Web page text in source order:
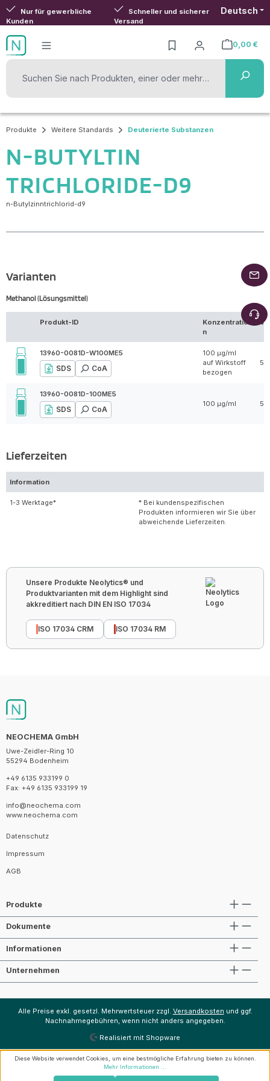
Zum Hauptinhalt springen
Nur für gewerbliche
Kunden
Schneller und sicherer
Versand
Deutsch
0,00 €
Warenkorb
Produkte Weitere Standards Deuterierte Substanzen
N-BUTYLTIN
TRICHLORIDE-D9
n-Butylzinntrichlorid-d9
Varianten
Methanol (Lösungsmittel)
Produkt-ID
Konzentratio
n
13960-0081D-W100ME5
SDS CoA
100 µg/ml
auf Wirkstoff
bezogen
5
13960-0081D-100ME5
SDS CoA
100 µg/ml 5
Lieferzeiten
Information
1-3 Werktage*
* Bei kundenspezifischen
Produkten informieren wir Sie über
abweichende Lieferzeiten.
Unsere Produkte Neolytics® und
Produktvarianten mit dem Highlight sind
akkreditiert nach DIN EN ISO 17034
ISO 17034 CRM ISO 17034 RM
NEOCHEMA GmbH
Uwe-Zeidler-Ring 10
55294 Bodenheim
+49 6135 933199 0
Fax: +49 6135 933199 19
info@neochema.com
www.neochema.com
Datenschutz
Impressum
AGB
Produkte
Dokumente
Informationen
Unternehmen
Alle Preise exkl. gesetzl. Mehrwertsteuer zzgl. Versandkosten und ggf.
Nachnahmegebühren, wenn nicht anders angegeben.
Realisiert mit Shopware
Diese Website verwendet Cookies, um eine bestmögliche Erfahrung bieten zu können.
Mehr Informationen ...